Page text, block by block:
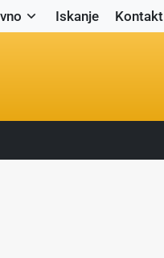
Iskanje Kontakt